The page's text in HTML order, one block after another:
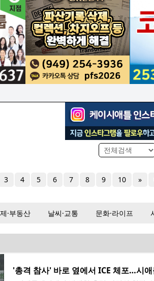
3 4 5 6 7 8 9 10 »
·부동산 날씨·교통 문화·라이프
'총격 참사' 바로 옆에서 ICE 체포…시